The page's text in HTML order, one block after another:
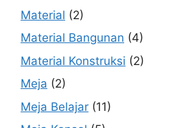
Material (2)
Material Bangunan (4)
Material Konstruksi (2)
Meja (2)
Meja Belajar (11)